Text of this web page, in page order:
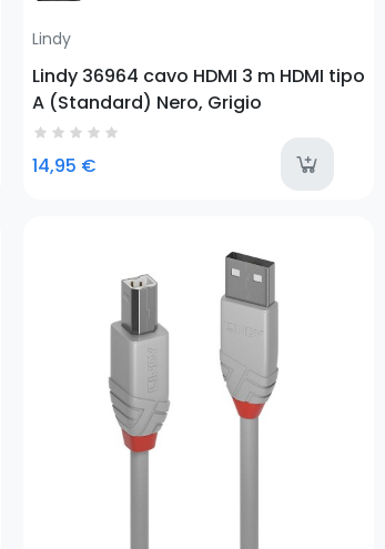
Lindy
Lindy 36964 cavo HDMI 3 m HDMI tipo
A (Standard) Nero, Grigio
14,95 €